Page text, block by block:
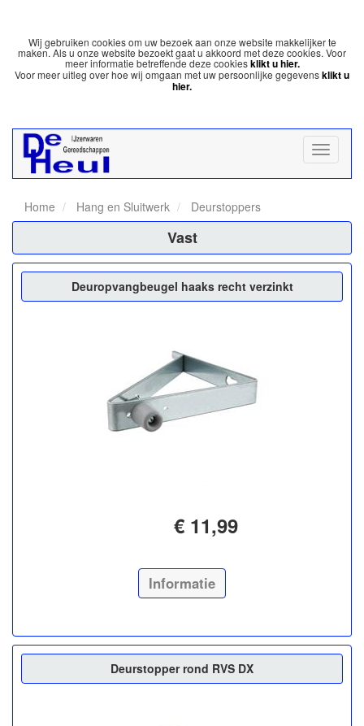
Wij gebruiken cookies om uw bezoek aan onze website makkelijker te
maken. Als u onze website bezoekt gaat u akkoord met deze cookies. Voor
meer informatie betreffende deze cookiesklikt u hier.
Voor meer uitleg over hoe wij omgaan met uw persoonlijke gegevensklikt u
hier.
Home Hang en Sluitwerk Deurstoppers
Vast
Deuropvangbeugel haaks recht verzinkt
€ 11,99
Informatie
Deurstopper rond RVS DX